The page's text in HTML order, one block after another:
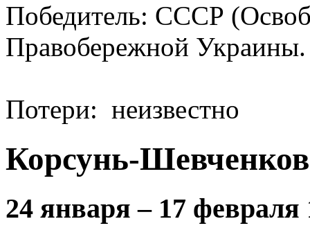
Победитель: СССР
Правобережной
Потери: неизвестно
Корсунь-
24 января – 17 февраля